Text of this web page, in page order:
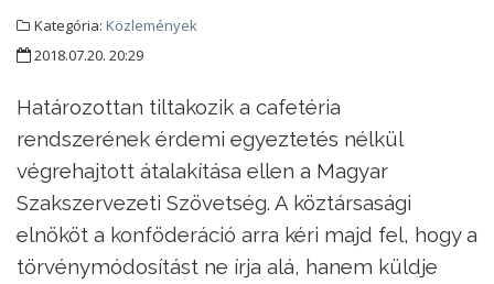
Kategória: Közlemények
2018.07.20. 20:29
Határozottan tiltakozik a cafetéria
rendszerének érdemi egyeztetés nélkül
végrehajtott átalakítása ellen a Magyar
Szakszervezeti Szövetség. A köztársasági
elnököt a konföderáció arra kéri majd fel, hogy a
törvénymódosítást ne írja alá, hanem küldje